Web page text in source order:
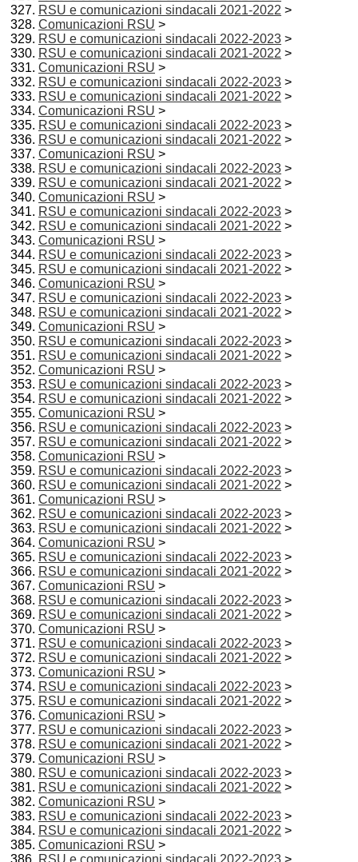
RSU e comunicazioni sindacali 2021-2022 >
Comunicazioni RSU >
RSU e comunicazioni sindacali 2022-2023 >
RSU e comunicazioni sindacali 2021-2022 >
Comunicazioni RSU >
RSU e comunicazioni sindacali 2022-2023 >
RSU e comunicazioni sindacali 2021-2022 >
Comunicazioni RSU >
RSU e comunicazioni sindacali 2022-2023 >
RSU e comunicazioni sindacali 2021-2022 >
Comunicazioni RSU >
RSU e comunicazioni sindacali 2022-2023 >
RSU e comunicazioni sindacali 2021-2022 >
Comunicazioni RSU >
RSU e comunicazioni sindacali 2022-2023 >
RSU e comunicazioni sindacali 2021-2022 >
Comunicazioni RSU >
RSU e comunicazioni sindacali 2022-2023 >
RSU e comunicazioni sindacali 2021-2022 >
Comunicazioni RSU >
RSU e comunicazioni sindacali 2022-2023 >
RSU e comunicazioni sindacali 2021-2022 >
Comunicazioni RSU >
RSU e comunicazioni sindacali 2022-2023 >
RSU e comunicazioni sindacali 2021-2022 >
Comunicazioni RSU >
RSU e comunicazioni sindacali 2022-2023 >
RSU e comunicazioni sindacali 2021-2022 >
Comunicazioni RSU >
RSU e comunicazioni sindacali 2022-2023 >
RSU e comunicazioni sindacali 2021-2022 >
Comunicazioni RSU >
RSU e comunicazioni sindacali 2022-2023 >
RSU e comunicazioni sindacali 2021-2022 >
Comunicazioni RSU >
RSU e comunicazioni sindacali 2022-2023 >
RSU e comunicazioni sindacali 2021-2022 >
Comunicazioni RSU >
RSU e comunicazioni sindacali 2022-2023 >
RSU e comunicazioni sindacali 2021-2022 >
Comunicazioni RSU >
RSU e comunicazioni sindacali 2022-2023 >
RSU e comunicazioni sindacali 2021-2022 >
Comunicazioni RSU >
RSU e comunicazioni sindacali 2022-2023 >
RSU e comunicazioni sindacali 2021-2022 >
Comunicazioni RSU >
RSU e comunicazioni sindacali 2022-2023 >
RSU e comunicazioni sindacali 2021-2022 >
Comunicazioni RSU >
RSU e comunicazioni sindacali 2022-2023 >
RSU e comunicazioni sindacali 2021-2022 >
Comunicazioni RSU >
RSU e comunicazioni sindacali 2022-2023 >
RSU e comunicazioni sindacali 2021-2022 >
Comunicazioni RSU >
RSU e comunicazioni sindacali 2022-2023 >
RSU e comunicazioni sindacali 2021-2022 >
Comunicazioni RSU >